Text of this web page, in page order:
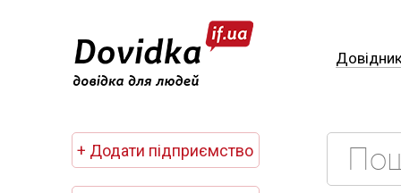
+ Додати підприємство